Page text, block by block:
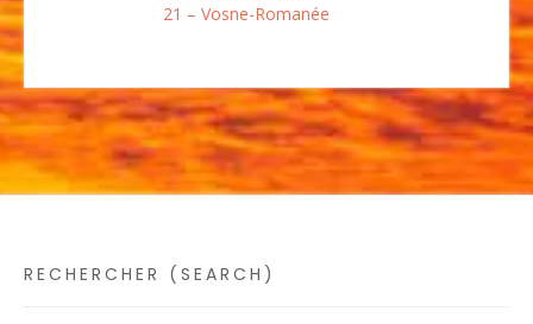
21 – Vosne-Romanée
RECHERCHER (SEARCH)